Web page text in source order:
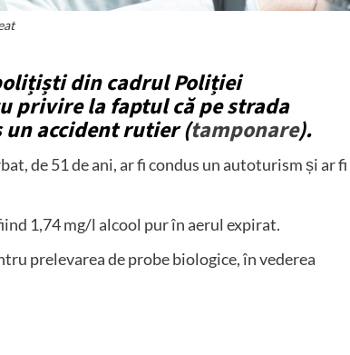
din cadrul Poliției
privire la faptul că pe strada
accident rutier (tamponare).
de 51 de ani, ar fi condus un autoturism și ar fi
1,74 mg/l alcool pur în aerul expirat.
prelevarea de probe biologice, în vederea